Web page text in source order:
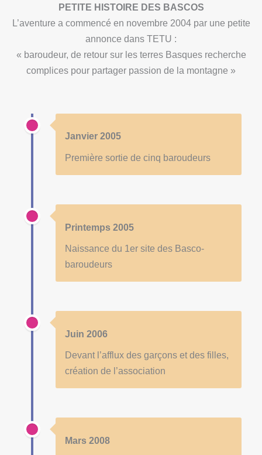
PETITE HISTOIRE DES BASCOS
L’aventure a commencé en novembre 2004 par une petite
annonce dans TETU :
« baroudeur, de retour sur les terres Basques recherche
complices pour partager passion de la montagne »
Janvier 2005
Première sortie de cinq baroudeurs
Printemps 2005
Naissance du 1er site des Basco-
baroudeurs
Juin 2006
Devant l’afflux des garçons et des filles,
création de l’association
Mars 2008